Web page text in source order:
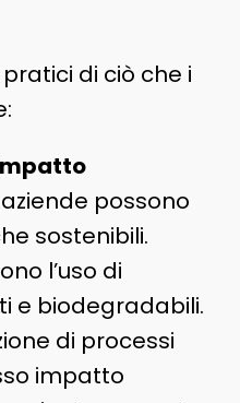
di ciò che i
aziende possono
sostenibili.
l’uso di
e biodegradabili.
di processi
impatto